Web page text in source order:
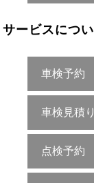
サービスにつ
車検予約
車検見積り
点検予約